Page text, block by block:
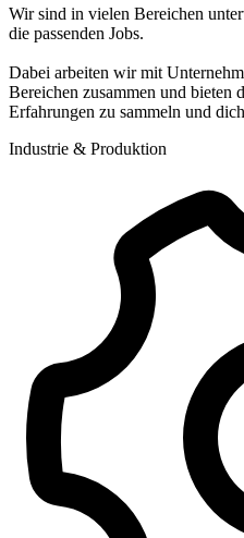
Wir sind in vielen Bereichen
die passenden Jobs.
Dabei arbeiten wir mit
Bereichen zusammen und bieten
Erfahrungen zu sammeln und
Industrie & Produktion